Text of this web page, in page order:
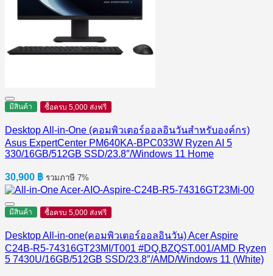
มีสินค้า ซื้อครบ 5,000 ส่งฟรี
Desktop All-in-One (คอมพิวเตอร์ออลอินวันสำหรับองค์กร)
Asus ExpertCenter PM640KA-BPC033W Ryzen AI 5
330/16GB/512GB SSD/23.8″/Windows 11 Home
30,900 ฿ รวมภาษี 7%
มีสินค้า ซื้อครบ 5,000 ส่งฟรี
Desktop All-in-one(คอมพิวเตอร์ออลอินวัน) Acer Aspire
C24B-R5-74316GT23MI/T001 #DQ.BZQST.001/AMD Ryzen
5 7430U/16GB/512GB SSD/23.8″/AMD/Windows 11 (White)